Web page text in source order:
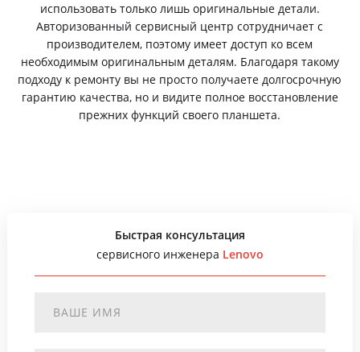
использовать только лишь оригинальные детали.
Авторизованный сервисный центр сотрудничает с
производителем, поэтому имеет доступ ко всем
необходимым оригинальным деталям. Благодаря такому
подходу к ремонту вы не просто получаете долгосрочную
гарантию качества, но и видите полное восстановление
прежних функций своего планшета.
Быстрая консультация
сервисного инженера Lenovo